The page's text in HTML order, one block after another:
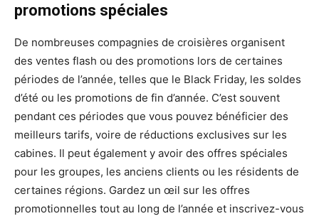
promotions spéciales
De nombreuses compagnies de croisières organisent
des ventes flash ou des promotions lors de certaines
périodes de l’année, telles que le Black Friday, les soldes
d’été ou les promotions de fin d’année. C’est souvent
pendant ces périodes que vous pouvez bénéficier des
meilleurs tarifs, voire de réductions exclusives sur les
cabines. Il peut également y avoir des offres spéciales
pour les groupes, les anciens clients ou les résidents de
certaines régions. Gardez un œil sur les offres
promotionnelles tout au long de l’année et inscrivez-vous